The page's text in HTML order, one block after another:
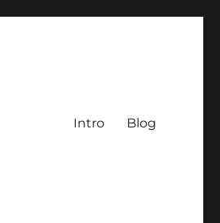
Intro Blog